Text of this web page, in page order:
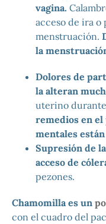
vagina.
acceso de ira o
menstruación.
la
Dolores de
la alteran
uterino
remedios en
mentales
Supresión de
acceso de
pezones.
Chamomilla es un
con el cuadro del